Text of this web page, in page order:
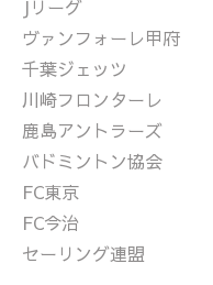
Jリーグ
ヴァンフォーレ甲府
千葉ジェッツ
川崎フロンターレ
鹿島アントラーズ
バドミントン協会
FC東京
FC今治
セーリング連盟